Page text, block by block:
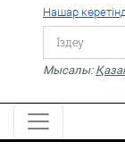
Дені сау ұлт
Спорт
Жалын
PDF
Нашар
Мысалы: